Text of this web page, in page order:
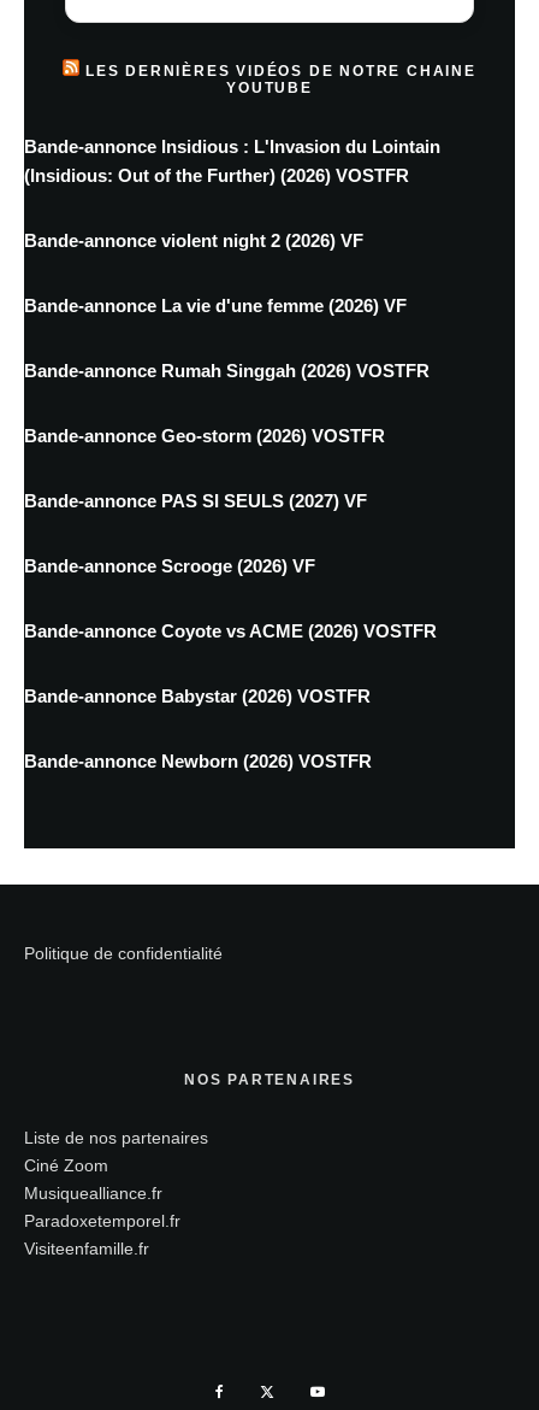
LES DERNIÈRES VIDÉOS DE NOTRE CHAINE
YOUTUBE
Bande-annonce Insidious : L'Invasion du Lointain
(Insidious: Out of the Further) (2026) VOSTFR
Bande-annonce violent night 2 (2026) VF
Bande-annonce La vie d'une femme (2026) VF
Bande-annonce Rumah Singgah (2026) VOSTFR
Bande-annonce Geo-storm (2026) VOSTFR
Bande-annonce PAS SI SEULS (2027) VF
Bande-annonce Scrooge (2026) VF
Bande-annonce Coyote vs ACME (2026) VOSTFR
Bande-annonce Babystar (2026) VOSTFR
Bande-annonce Newborn (2026) VOSTFR
Politique de confidentialité
NOS PARTENAIRES
Liste de nos partenaires
Ciné Zoom
Musiquealliance.fr
Paradoxetemporel.fr
Visiteenfamille.fr